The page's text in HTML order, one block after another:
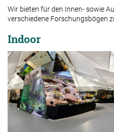
Wir bieten für den Innen- sowie
verschiedene Forschungsbögen
Indoor